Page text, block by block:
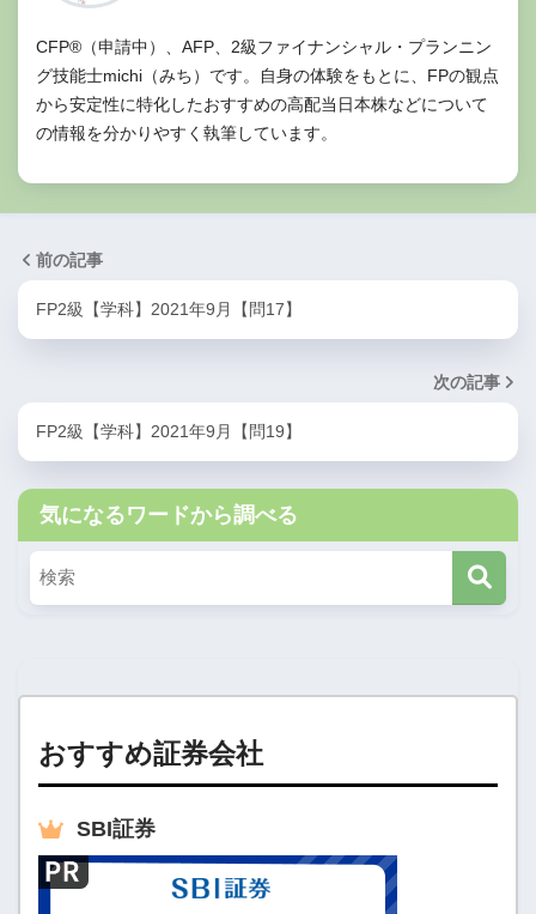
CFP®（申請中）、AFP、2級ファイナンシャル・プランニン
グ技能士michi（みち）です。自身の体験をもとに、FPの観点
から安定性に特化したおすすめの高配当日本株などについて
の情報を分かりやすく執筆しています。
前の記事
FP2級【学科】2021年9月【問17】
次の記事
FP2級【学科】2021年9月【問19】
気になるワードから調べる
おすすめ証券会社
SBI証券